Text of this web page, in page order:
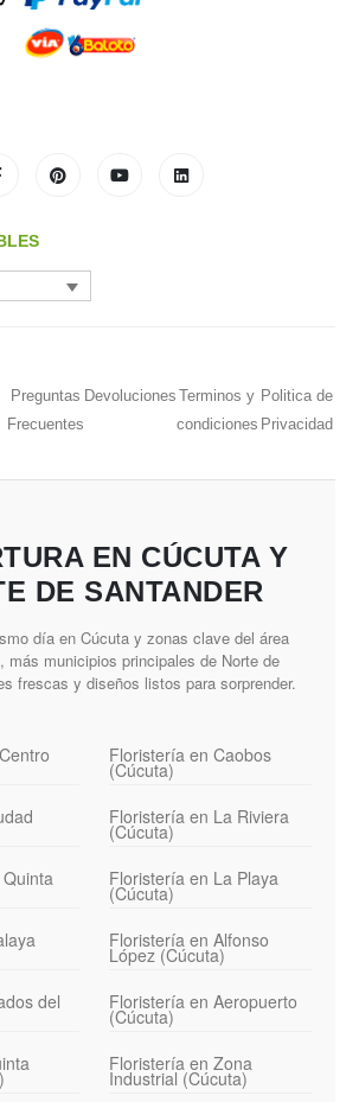
Preguntas
Frecuentes
Devoluciones Terminos y
condiciones
Politica de
Privacidad
EN CÚCUTA Y
DE SANTANDER
día en Cúcuta y zonas clave del área
más municipios principales de Norte de
frescas y diseños listos para sorprender.
Floristería en Caobos
(Cúcuta)
Floristería en La Riviera
(Cúcuta)
Floristería en La Playa
(Cúcuta)
Floristería en Alfonso
López (Cúcuta)
del
Floristería en Aeropuerto
(Cúcuta)
Floristería en Zona
Industrial (Cúcuta)